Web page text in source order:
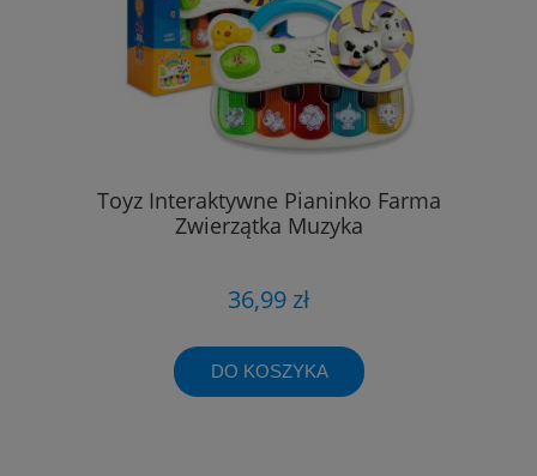
Toyz Interaktywne Pianinko Farma
Zwierzątka Muzyka
36,99 zł
DO KOSZYKA